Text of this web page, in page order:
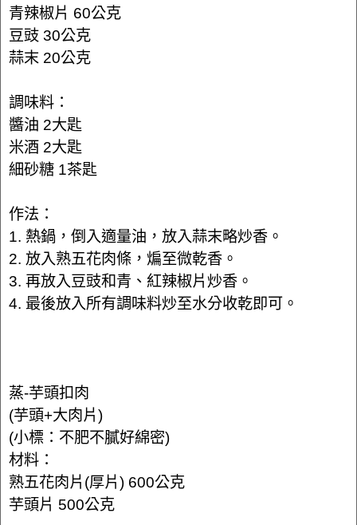
青辣椒片 60公克
豆豉 30公克
蒜末 20公克
調味料：
醬油 2大匙
米酒 2大匙
細砂糖 1茶匙
作法：
1. 熱鍋，倒入適量油，放入蒜末略炒香。
2. 放入熟五花肉條，煸至微乾香。
3. 再放入豆豉和青、紅辣椒片炒香。
4. 最後放入所有調味料炒至水分收乾即可。
蒸-芋頭扣肉
(芋頭+大肉片)
(小標：不肥不膩好綿密)
材料：
熟五花肉片(厚片) 600公克
芋頭片 500公克